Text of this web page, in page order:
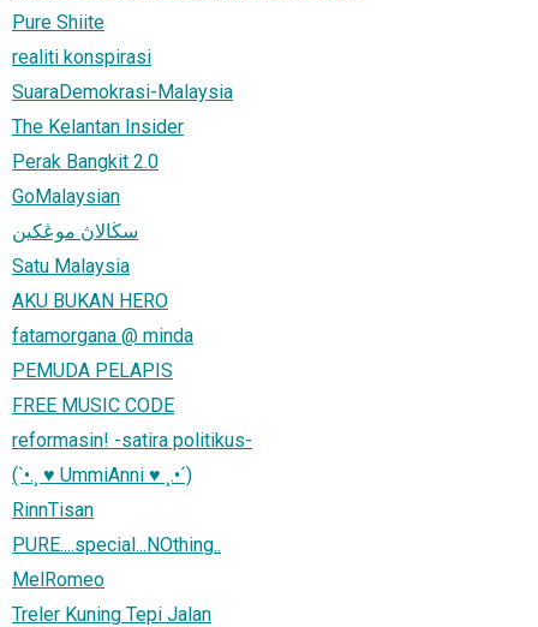
Pure Shiite
realiti konspirasi
SuaraDemokrasi-Malaysia
The Kelantan Insider
Perak Bangkit 2.0
GoMalaysian
سڬالاڽ موڠكين
Satu Malaysia
AKU BUKAN HERO
fatamorgana @ minda
PEMUDA PELAPIS
FREE MUSIC CODE
reformasin! -satira politikus-
(`•.¸ ♥ UmmiAnni ♥ ¸.•´)
RinnTisan
PURE....special...NOthing..
MelRomeo
Treler Kuning Tepi Jalan